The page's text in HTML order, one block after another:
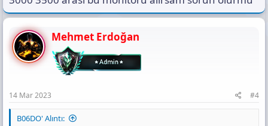
Mehmet Erdoğan
14 Mar 2023 #4
B06DO' Alıntı: